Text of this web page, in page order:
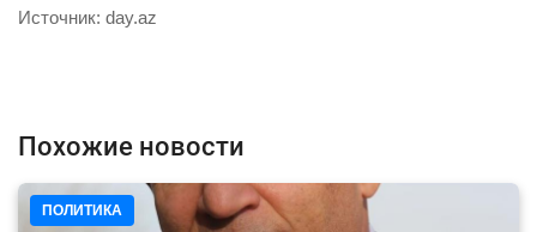
Источник: day.az
Похожие новости
ПОЛИТИКА